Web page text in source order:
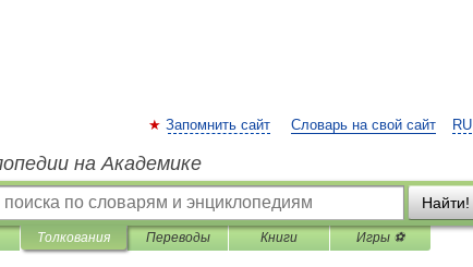
RU
Запомнить сайт Словарь на свой сайт
на Академике
Найти!
Толкования Переводы Книги Игры ⚽